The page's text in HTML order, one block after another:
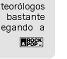
bastante
a